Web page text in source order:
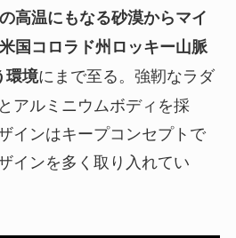
高温にもなる砂漠からマイ
国コロラド州ロッキー山脈
環境にまで至る。強靭なラダ
アルミニウムボディを採
インはキープコンセプトで
インを多く取り入れてい